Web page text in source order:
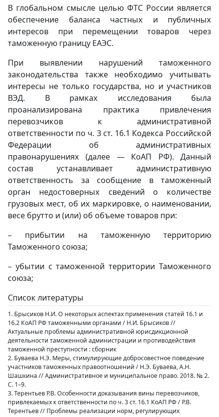
В глобальном смысле целью ФТС России является
обеспечение баланса частных и публичных
интересов при перемещении товаров через
таможенную границу ЕАЭС.
При выявлении нарушений таможенного
законодательства также необходимо учитывать
интересы не только государства, но и участников
ВЭД. В рамках исследования была
проанализирована практика привлечения
перевозчиков к административной
ответственности по ч. 3 ст. 16.1 Кодекса Российской
Федерации об административных
правонарушениях (далее — КоАП РФ). Данный
состав устанавливает административную
ответственность за сообщение в таможенный
орган недостоверных сведений о количестве
грузовых мест, об их маркировке, о наименовании,
весе брутто и (или) об объеме товаров при:
– прибытии на таможенную территорию
Таможенного союза;
– убытии с таможенной территории Таможенного
союза;
Список литературы
1. Брысиков Н.И. О некоторых аспектах применения статей 16.1 и
16.2 КоАП РФ таможенными органами / Н.И. Брысиков //
Актуальные проблемы административной юрисдикционной
деятельности таможенной администрации и противодействия
таможенной преступности : сборник
2. Буваева Н.Э. Меры, стимулирующие добросовестное поведение
участников таможенных правоотношений / Н.Э. Буваева, А.Н.
Шашкина // Административное и муниципальное право. 2018. № 2.
С. 1–9.
3. Терентьев Р.В. Особенности доказывания вины перевозчиков,
привлекаемых к ответственности по ч. 3 ст. 16.1 КоАП РФ / Р.В.
Терентьев // Проблемы реализации норм, регулирующих